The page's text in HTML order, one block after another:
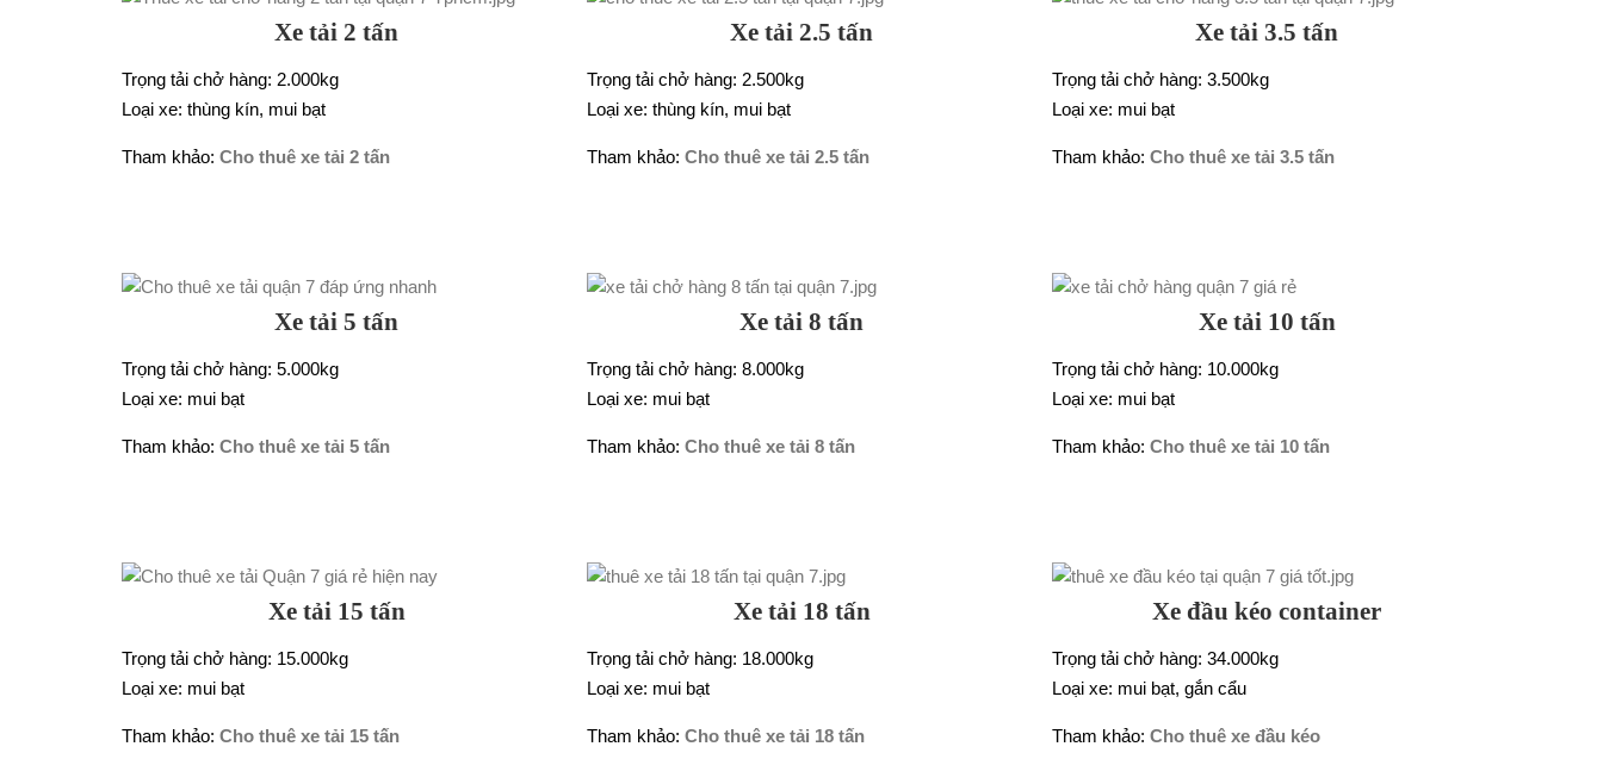
Xe tải 2 tấn
Trọng tải chở hàng: 2.000kg
Loại xe: thùng kín, mui bạt
Tham khảo: Cho thuê xe tải 2 tấn
Xe tải 2.5 tấn
Trọng tải chở hàng: 2.500kg
Loại xe: thùng kín, mui bạt
Tham khảo: Cho thuê xe tải 2.5 tấn
Xe tải 3.5 tấn
Trọng tải chở hàng: 3.500kg
Loại xe: mui bạt
Tham khảo: Cho thuê xe tải 3.5 tấn
Xe tải 5 tấn
Trọng tải chở hàng: 5.000kg
Loại xe: mui bạt
Tham khảo: Cho thuê xe tải 5 tấn
Xe tải 8 tấn
Trọng tải chở hàng: 8.000kg
Loại xe: mui bạt
Tham khảo: Cho thuê xe tải 8 tấn
Xe tải 10 tấn
Trọng tải chở hàng: 10.000kg
Loại xe: mui bạt
Tham khảo: Cho thuê xe tải 10 tấn
Xe tải 15 tấn
Trọng tải chở hàng: 15.000kg
Loại xe: mui bạt
Tham khảo: Cho thuê xe tải 15 tấn
Xe tải 18 tấn
Trọng tải chở hàng: 18.000kg
Loại xe: mui bạt
Tham khảo: Cho thuê xe tải 18 tấn
Xe đầu kéo container
Trọng tải chở hàng: 34.000kg
Loại xe: mui bạt, gắn cẩu
Tham khảo: Cho thuê xe đầu kéo